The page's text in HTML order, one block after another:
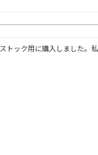
ストック用に購入しました。